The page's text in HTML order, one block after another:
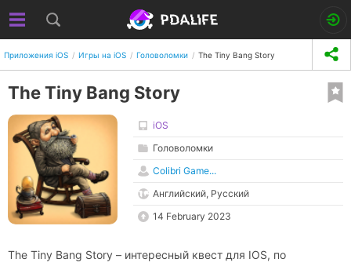
Приложения iOS Игры на iOS Головоломки The Tiny Bang Story
The Tiny Bang Story
iOS
Головоломки
Colibri Game...
Английский, Русский
14 February 2023
The Tiny Bang Story – интересный квест для IOS, по